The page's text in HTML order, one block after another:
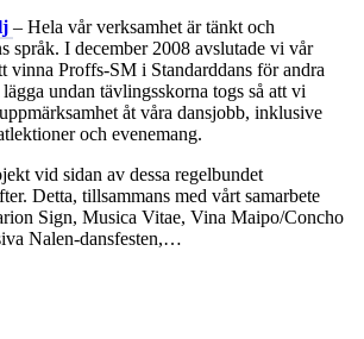
– Hela vår verksamhet är tänkt och
språk. I december 2008 avslutade vi vår
vinna Proffs-SM i Standarddans för andra
undan tävlingsskorna togs så att vi
åt våra dansjobb, inklusive
och evenemang.
vid sidan av dessa regelbundet
Detta, tillsammans med vårt samarbete
Sign, Musica Vitae, Vina Maipo/Concho
Nalen-dansfesten,…